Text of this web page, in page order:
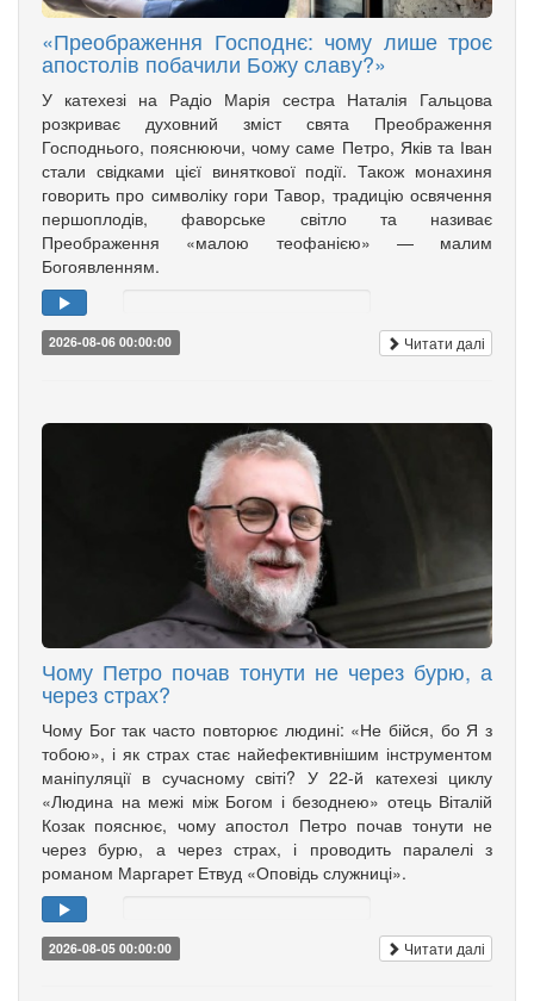
«Преображення Господнє: чому лише троє
апостолів побачили Божу славу?»
У катехезі на Радіо Марія сестра Наталія Гальцова
розкриває духовний зміст свята Преображення
Господнього, пояснюючи, чому саме Петро, Яків та Іван
стали свідками цієї виняткової події. Також монахиня
говорить про символіку гори Тавор, традицію освячення
першоплодів, фаворське світло та називає
Преображення «малою теофанією» — малим
Богоявленням.
2026-08-06 00:00:00 Читати далі
Чому Петро почав тонути не через бурю, а
через страх?
Чому Бог так часто повторює людині: «Не бійся, бо Я з
тобою», і як страх стає найефективнішим інструментом
маніпуляції в сучасному світі? У 22-й катехезі циклу
«Людина на межі між Богом і безоднею» отець Віталій
Козак пояснює, чому апостол Петро почав тонути не
через бурю, а через страх, і проводить паралелі з
романом Маргарет Етвуд «Оповідь служниці».
2026-08-05 00:00:00 Читати далі